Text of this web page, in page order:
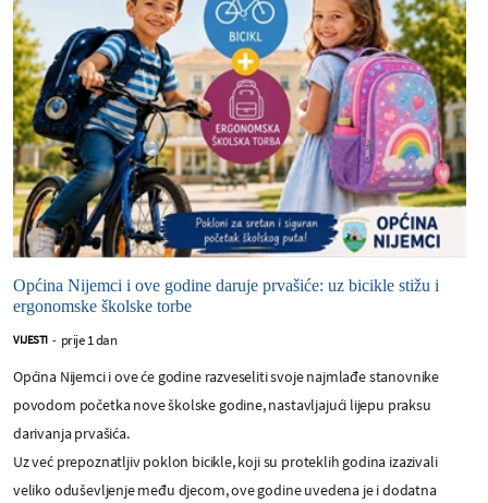
Općina Nijemci i ove godine daruje prvašiće: uz bicikle stižu i
ergonomske školske torbe
VIJESTI - prije 1 dan
Općina Nijemci i ove će godine razveseliti svoje najmlađe stanovnike
povodom početka nove školske godine, nastavljajući lijepu praksu
darivanja prvašića.
Uz već prepoznatljiv poklon bicikle, koji su proteklih godina izazivali
veliko oduševljenje među djecom, ove godine uvedena je i dodatna